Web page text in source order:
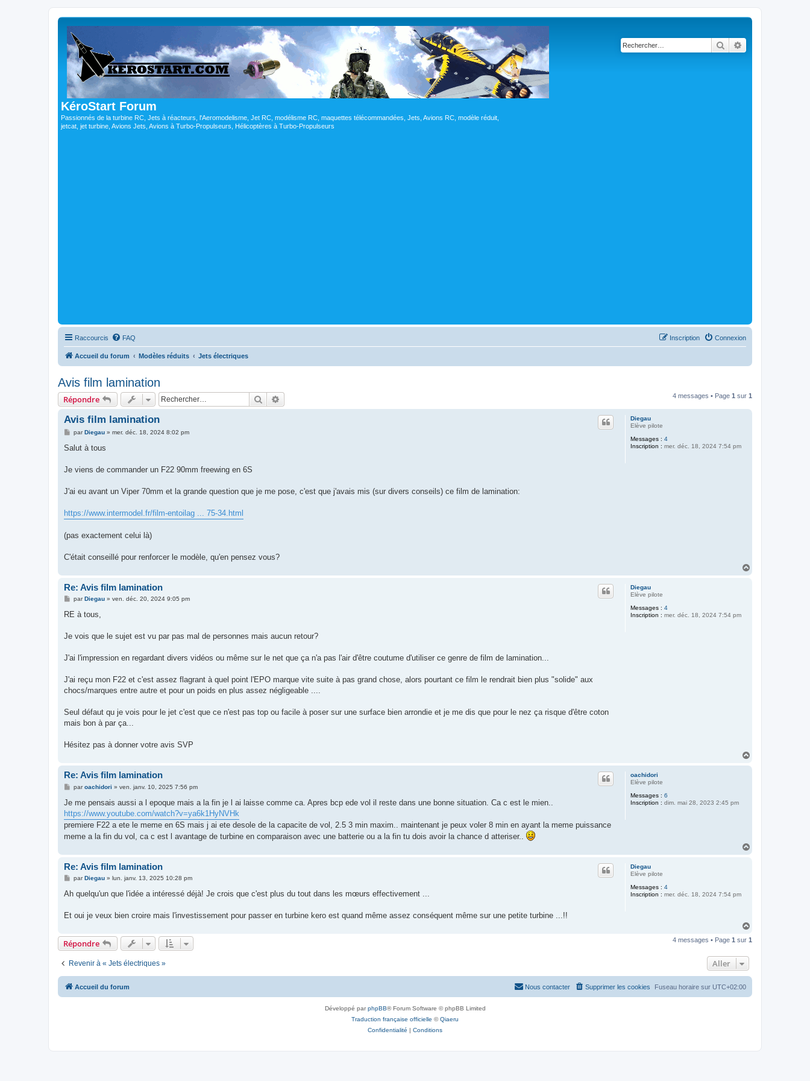
KéroStart Forum
Passionnés de la turbine RC, Jets à réacteurs, l'Aeromodelisme, Jet RC, modélisme RC, maquettes télécommandées, Jets, Avions RC, modèle réduit,
jetcat, jet turbine, Avions Jets, Avions à Turbo-Propulseurs, Hélicoptères à Turbo-Propulseurs
Rechercher
Raccourcis FAQ Connexion
Inscription
Accueil du forum Modèles réduits Jets électriques
Avis film lamination
Répondre Rechercher 4 messages • Page 1 sur 1
Diegau
Elève pilote
Messages : 4
Inscription : mer. déc. 18, 2024 7:54 pm
Avis film lamination
M
s
g
parDiegau» mer. déc. 18, 2024 8:02 pm
Salut à tous
Je viens de commander un F22 90mm freewing en 6S
J'ai eu avant un Viper 70mm et la grande question que je me pose, c'est que j'avais mis (sur divers conseils) ce film de lamination:
https://www.intermodel.fr/film-entoilag ... 75-34.html
(pas exactement celui là)
C'était conseillé pour renforcer le modèle, qu'en pensez vous?
Diegau
Elève pilote
Messages : 4
Inscription : mer. déc. 18, 2024 7:54 pm
Re: Avis film lamination
M
s
g
parDiegau» ven. déc. 20, 2024 9:05 pm
RE à tous,
Je vois que le sujet est vu par pas mal de personnes mais aucun retour?
J'ai l'impression en regardant divers vidéos ou même sur le net que ça n'a pas l'air d'être coutume d'utiliser ce genre de film de lamination...
J'ai reçu mon F22 et c'est assez flagrant à quel point l'EPO marque vite suite à pas grand chose, alors pourtant ce film le rendrait bien plus "solide" aux
chocs/marques entre autre et pour un poids en plus assez négligeable ....
Seul défaut qu je vois pour le jet c'est que ce n'est pas top ou facile à poser sur une surface bien arrondie et je me dis que pour le nez ça risque d'être coton
mais bon à par ça...
Hésitez pas à donner votre avis SVP
oachidori
Elève pilote
Messages : 6
Inscription : dim. mai 28, 2023 2:45 pm
Re: Avis film lamination
M
s
a
g
e
paroachidori » ven. janv. 10, 2025 7:56 pm
Je me pensais aussi a l epoque mais a la fin je l ai laisse comme ca. Apres bcp ede vol il reste dans une bonne situation. Ca c est le mien..
https://www.youtube.com/watch?v=ya6k1HyNVHk
premiere F22 a ete le meme en 6S mais j ai ete desole de la capacite de vol, 2.5 3 min maxim.. maintenant je peux voler 8 min en ayant la meme puissance
meme a la fin du vol, ca c est l avantage de turbine en comparaison avec une batterie ou a la fin tu dois avoir la chance d atteriser..
Diegau
Elève pilote
Messages : 4
Inscription : mer. déc. 18, 2024 7:54 pm
Re: Avis film lamination
M
s
g
parDiegau» lun. janv. 13, 2025 10:28 pm
Ah quelqu'un que l'idée a intéressé déjà! Je crois que c'est plus du tout dans les mœurs effectivement ...
Et oui je veux bien croire mais l'investissement pour passer en turbine kero est quand même assez conséquent même sur une petite turbine ...!!
u
Répondre 4 messages • Page 1 sur 1
Revenir à « Jets électriques » Aller
Accueil du forum Fuseau horaire sur UTC+02:00
Supprimer les cookies
Nous contacter
Développé parphpBB® Forum Software © phpBB Limited
Traduction française officielle ©Qiaeru
Confidentialité | Conditions